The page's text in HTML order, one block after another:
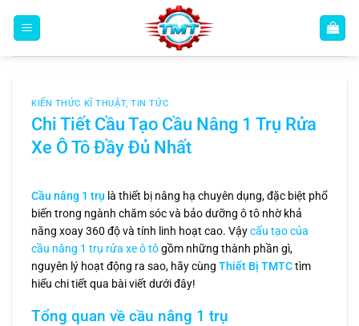
KIẾN THỨC KĨ THUẬT,TIN TỨC
Chi Tiết Cầu Tạo Cầu Nâng 1 Trụ Rửa
Xe Ô Tô Đầy Đủ Nhất
Cầu nâng 1 trụ là thiết bị nâng hạ chuyên dụng, đặc biệt phổ
biến trong ngành chăm sóc và bảo dưỡng ô tô nhờ khả
năng xoay 360 độ và tính linh hoạt cao. Vậycấu tạo của
cầu nâng 1 trụ rửa xe ô tôgồm những thành phần gì,
nguyên lý hoạt động ra sao, hãy cùng Thiết Bị TMTCtìm
hiểu chi tiết qua bài viết dưới đây!
Tổng quan về cầu nâng 1 trụ